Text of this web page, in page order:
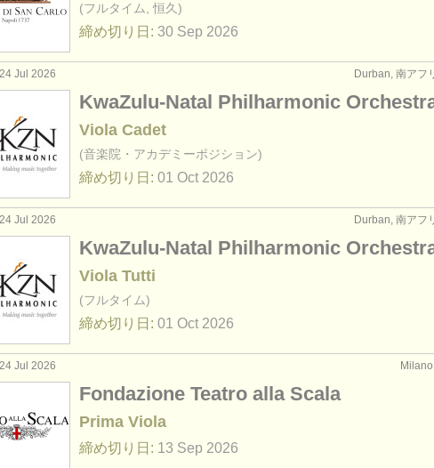
(フルタイム, 恒久)
締め切り日: 30 Sep 2026
Durban, 南アフ
Jul 2026
KwaZulu-Natal Philharmonic
Viola Cadet
(音楽院・アカデミーポジション)
締め切り日: 01 Oct 2026
Durban, 南アフ
Jul 2026
KwaZulu-Natal Philharmonic
Viola Tutti
(フルタイム)
締め切り日: 01 Oct 2026
Jul 2026
Fondazione Teatro alla Scala
Prima Viola
締め切り日: 13 Sep 2026